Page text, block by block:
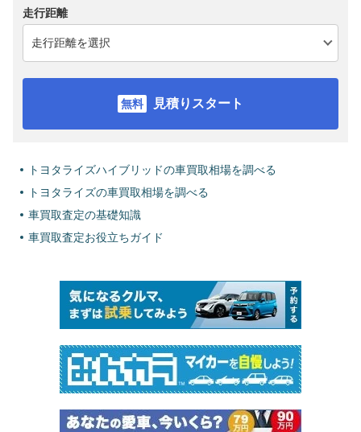
走行距離
見積りスタート
トヨタライズハイブリッドの車買取相場を調べる
トヨタライズの車買取相場を調べる
車買取査定の基礎知識
車買取査定お役立ちガイド